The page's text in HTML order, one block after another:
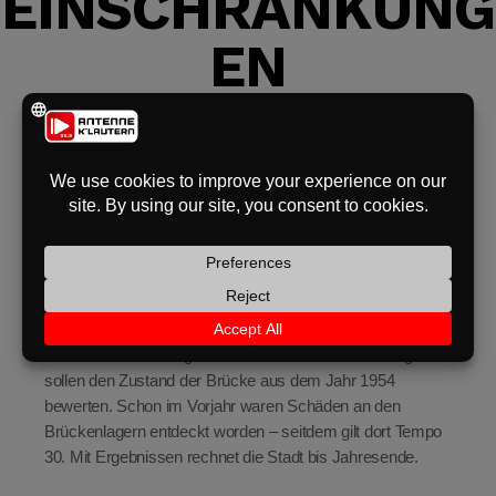
N
In den Herbstferien wird die Bahnbrücke auf der Pariser
genommen. Zwischen dem 13. und 24. Oktober öffnet die
Stadt dafür an mehreren Stellen die Fahrbahndecke –
jeweils auf der rechten Spur, in beide Richtungen.
Autofahrer müssen sich in dieser Zeit auf
sollen den Zustand der Brücke aus dem Jahr 1954
bewerten. Schon im Vorjahr waren Schäden an den
Brückenlagern entdeckt worden – seitdem gilt dort Tempo
30. Mit Ergebnissen rechnet die Stadt bis Jahresende.